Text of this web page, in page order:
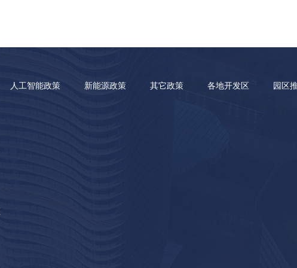
人工智能政策 新能源政策 其它政策 各地开发区 园区